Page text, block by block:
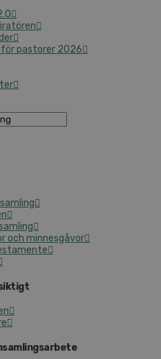
för pastorer 2026
och minnesgåvor